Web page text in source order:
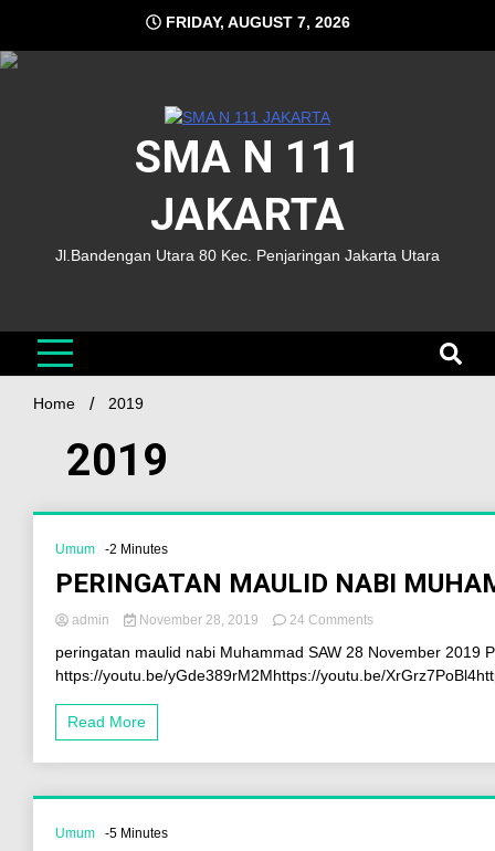
FRIDAY, AUGUST 7, 2026
SMA N 111
JAKARTA
Jl.Bandengan Utara 80 Kec. Penjaringan Jakarta Utara
Home 2019
2019
Umum -2 Minutes
PERINGATAN MAULID NABI
admin November 28, 2019 24 Comments
peringatan maulid nabi Muhammad SAW 28 November 2019
https://youtu.be/yGde389rM2Mhttps://youtu.be/
Read More
Umum -5 Minutes